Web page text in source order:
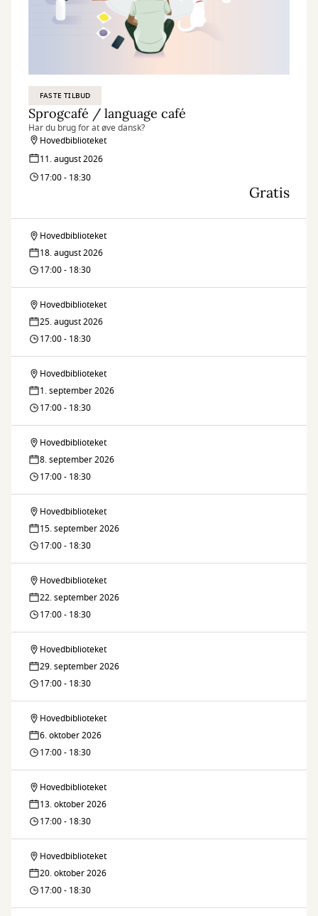
FASTE TILBUD
Sprogcafé / language café
Har du brug for at øve dansk?
Hovedbiblioteket
11. august 2026
17:00 - 18:30
Gratis
Sprogcafé
/
café
Hovedbiblioteket
18. august 2026
17:00 - 18:30
Sprogcafé
/
café
Hovedbiblioteket
25. august 2026
17:00 - 18:30
Sprogcafé
/
café
Hovedbiblioteket
1. september 2026
17:00 - 18:30
Sprogcafé
/
café
Hovedbiblioteket
8. september 2026
17:00 - 18:30
Sprogcafé
/
café
Hovedbiblioteket
15. september 2026
17:00 - 18:30
Sprogcafé
/
café
Hovedbiblioteket
22. september 2026
17:00 - 18:30
Sprogcafé
/
café
Hovedbiblioteket
29. september 2026
17:00 - 18:30
Sprogcafé
/
café
Hovedbiblioteket
6. oktober 2026
17:00 - 18:30
Sprogcafé
/
café
Hovedbiblioteket
13. oktober 2026
17:00 - 18:30
Sprogcafé
/
Hovedbiblioteket
20. oktober 2026
17:00 - 18:30